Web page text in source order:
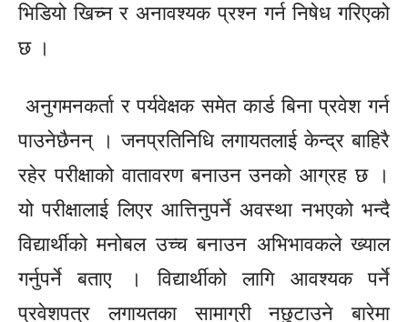
भिडियो खिच्न र अनावश्यक प्रश्न गर्न निषेध गरिएको
छ ।
अनुगमनकर्ता रपर्यवेक्षकसमेत कार्ड बिना प्रवेश गर्न
पाउनेछैनन् । जनप्रतिनिधि लगायतलाई केन्द्र बाहिरै
रहेर परीक्षाको वातावरण बनाउन उनको आग्रह छ ।
योपरीक्षालाई लिएरआत्तिनुपर्ने अवस्था नभएको भन्दै
विद्यार्थीकोमनोबलउच्च बनाउन अभिभावकले ख्याल
गर्नुपर्ने बताए । विद्यार्थीको लागि आवश्यक पर्ने
प्रवेशपत्र लगायतका सामाग्रीनछुटाउने बारेमा